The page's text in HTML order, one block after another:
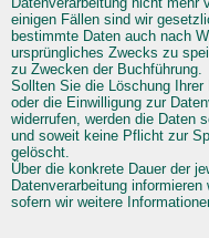
einigen Fällen sind wir
bestimmte Daten auch nach
ursprüngliches Zwecks zu
zu Zwecken der Buchführung.
Sollten Sie die Löschung Ihrer
oder die Einwilligung zur
widerrufen, werden die Daten
und soweit keine Pflicht zur
gelöscht.
Über die konkrete Dauer der
Datenverarbeitung
sofern wir weitere